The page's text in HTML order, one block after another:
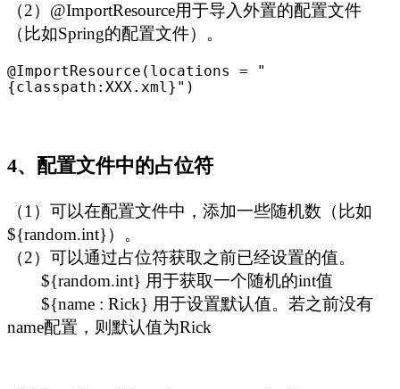
（2）@ImportResource用于导入外置的配置文件
（比如Spring的配置文件）。
@ImportResource(locations = "
{classpath:XXX.xml}")
4、配置文件中的占位符
（1）可以在配置文件中，添加一些随机数（比如
${random.int}）。
（2）可以通过占位符获取之前已经设置的值。
${random.int} 用于获取一个随机的int值
${name : Rick} 用于设置默认值。若之前没有
name配置，则默认值为Rick